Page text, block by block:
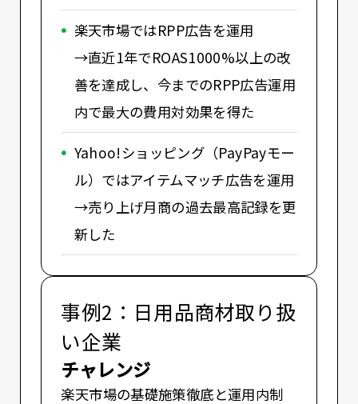
楽天市場ではRPP広告を運用
→直近1年でROAS1000%以上の改
善を達成し、今までのRPP広告運用
内で最大の費用対効果を得た
Yahoo!ショッピング（PayPayモー
ル）ではアイテムマッチ広告を運用
→売り上げ月商の過去最高記録を更
新した
事例2：日用品商材取り扱
い企業
チャレンジ
楽天市場の基礎施策徹底と運用内制